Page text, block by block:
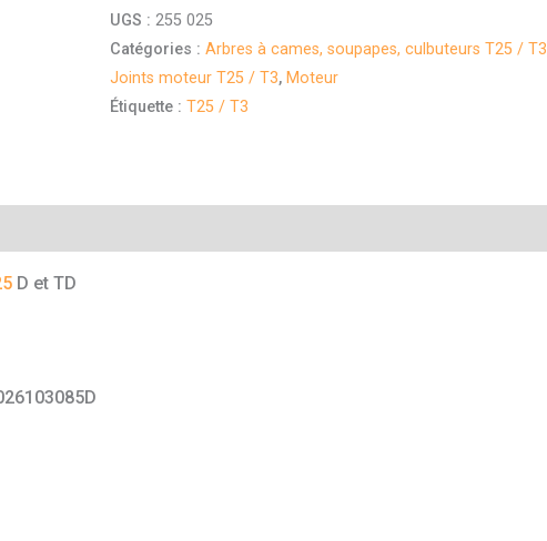
UGS :255 025
Catégories :Arbres à cames, soupapes, culbuteurs T25 / T3
Joints moteur T25 / T3, Moteur
Étiquette :T25 / T3
D et TD